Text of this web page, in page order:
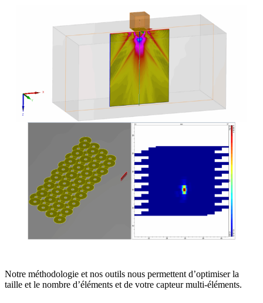
Notre méthodologie et nos outils nous permettent d’optimiser la
taille et le nombre d’éléments et de votre capteur multi-éléments.